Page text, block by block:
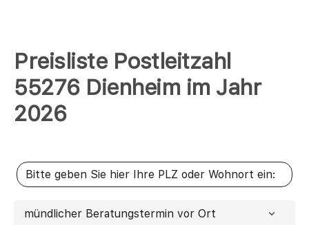
Preisliste Postleitzahl
55276 Dienheim im Jahr
2026
mündlicher Beratungstermin vor Ort